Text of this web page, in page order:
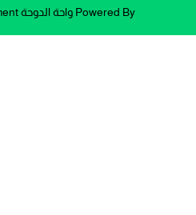
Powered By واحة الدوحة